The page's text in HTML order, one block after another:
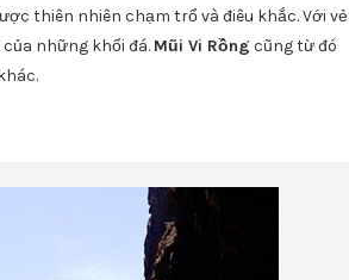
thiên nhiên chạm trổ và điêu khắc. Với vẻ
những khối đá. Mũi Vi Rồng cũng từ đó